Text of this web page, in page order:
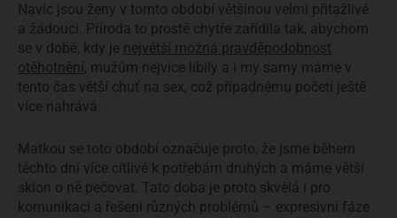
Navíc jsou ženy v tomto období většinou velmi přitažlivé
a žádoucí. Příroda to prostě chytře zařídila tak, abychom
se v době, kdy je největší možná pravděpodobnost
otěhotnění , mužům nejvíce líbily a i my samy máme v
tento čas větší chuť na sex, což případnému početí ještě
více nahrává.
Matkou se toto období označuje proto, že jsme během
těchto dní více citlivé k potřebám druhých a máme větší
sklon o ně pečovat. Tato doba je proto skvělá i pro
komunikaci a řešení různých problémů – expresivní fáze